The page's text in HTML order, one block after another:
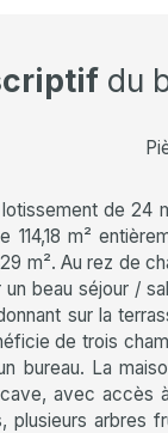
du
de 24
m²
m². Au rez de
beau séjour /
sur la
de trois
bureau. La
avec accès
plusieurs arbres